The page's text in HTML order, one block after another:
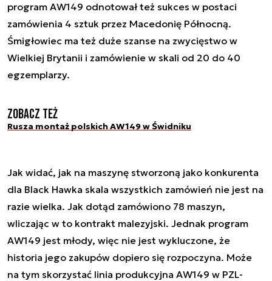
program AW149 odnotował też sukces w postaci
zamówienia 4 sztuk przez Macedonię Północną.
Śmigłowiec ma też duże szanse na zwycięstwo w
Wielkiej Brytanii i zamówienie w skali od 20 do 40
egzemplarzy.
Zobacz też
Rusza montaż polskich AW149 w Świdniku
Jak widać, jak na maszynę stworzoną jako konkurenta
dla Black Hawka skala wszystkich zamówień nie jest na
razie wielka. Jak dotąd zamówiono 78 maszyn,
wliczając w to kontrakt malezyjski. Jednak program
AW149 jest młody, więc nie jest wykluczone, że
historia jego zakupów dopiero się rozpoczyna. Może
na tym skorzystać linia produkcyjna AW149 w PZL-